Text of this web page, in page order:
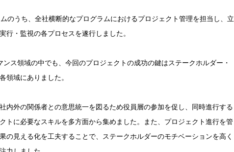
のうち、全社横断的なプログラムにおけるプロジェクト管理を担当し、立
行・監視の各プロセスを遂行しました。
ンス領域の中でも、今回のプロジェクトの成功の鍵はステークホルダー・
領域にありました。
内外の関係者との意思統一を図るため役員層の参加を促し、同時進行する
トに必要なスキルを多方面から集めました。また、プロジェクト進行を管
の見える化を工夫することで、ステークホルダーのモチベーションを高く